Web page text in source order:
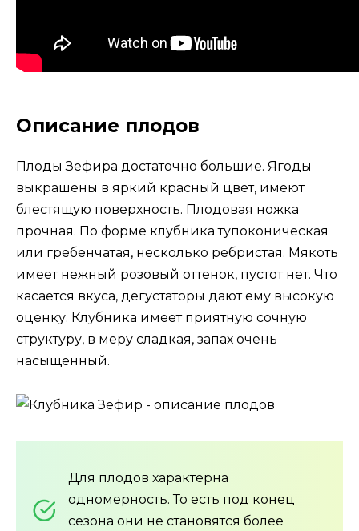
Описание плодов
Плоды Зефира достаточно большие. Ягоды
выкрашены в яркий красный цвет, имеют
блестящую поверхность. Плодовая ножка
прочная. По форме клубника тупоконическая
или гребенчатая, несколько ребристая. Мякоть
имеет нежный розовый оттенок, пустот нет. Что
касается вкуса, дегустаторы дают ему высокую
оценку. Клубника имеет приятную сочную
структуру, в меру сладкая, запах очень
насыщенный.
Для плодов характерна
одномерность. То есть под конец
сезона они не становятся более